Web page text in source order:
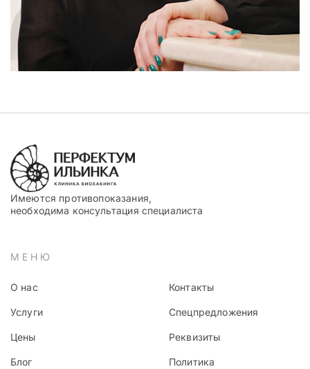
Имеются противопоказания,
необходима консультация специалиста
МЕНЮ
О нас
Услуги
Цены
Блог
Контакты
Спецпредложения
Реквизиты
Политика